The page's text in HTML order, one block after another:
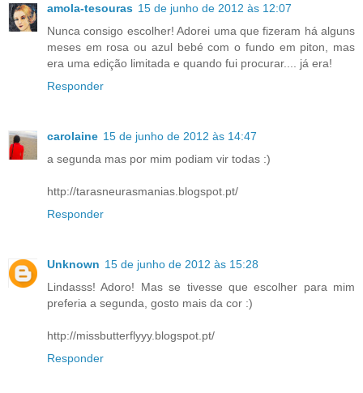
amola-tesouras 15 de junho de 2012 às 12:07
Nunca consigo escolher! Adorei uma que fizeram há alguns
meses em rosa ou azul bebé com o fundo em piton, mas
era uma edição limitada e quando fui procurar.... já era!
Responder
carolaine 15 de junho de 2012 às 14:47
a segunda mas por mim podiam vir todas :)
http://tarasneurasmanias.blogspot.pt/
Responder
Unknown 15 de junho de 2012 às 15:28
Lindasss! Adoro! Mas se tivesse que escolher para mim
preferia a segunda, gosto mais da cor :)
http://missbutterflyyy.blogspot.pt/
Responder